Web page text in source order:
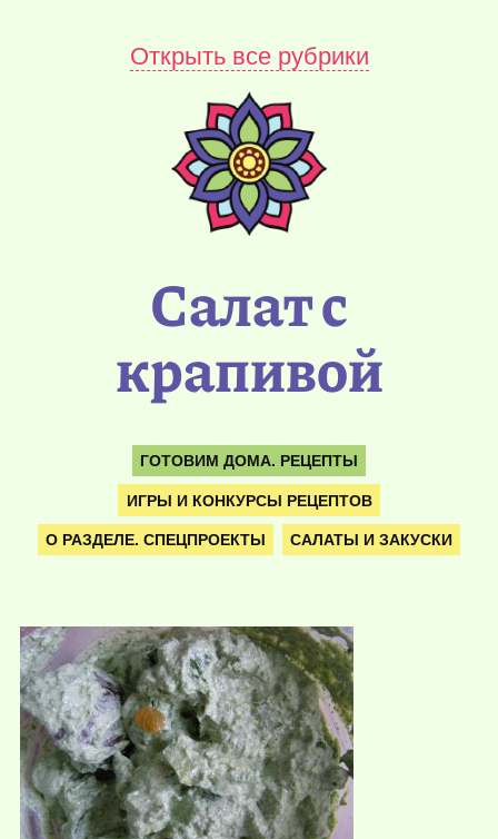
Открыть все рубрики
Салат с
крапивой
ГОТОВИМ ДОМА. РЕЦЕПТЫ
ИГРЫ И КОНКУРСЫ РЕЦЕПТОВ
О РАЗДЕЛЕ. СПЕЦПРОЕКТЫ САЛАТЫ И ЗАКУСКИ